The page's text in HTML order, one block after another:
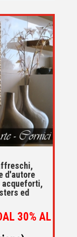
d'autore
acqueforti,
ed
30% AL